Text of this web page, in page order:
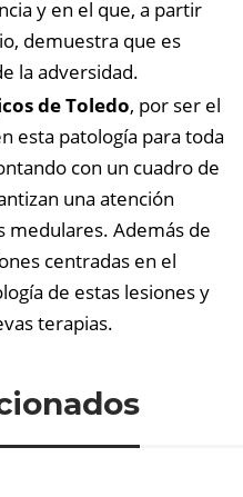
y en el que, a partir
demuestra que es
la adversidad.
de Toledo, por ser el
esta patología para toda
con un cuadro de
una atención
medulares. Además de
centradas en el
de estas lesiones y
terapias.